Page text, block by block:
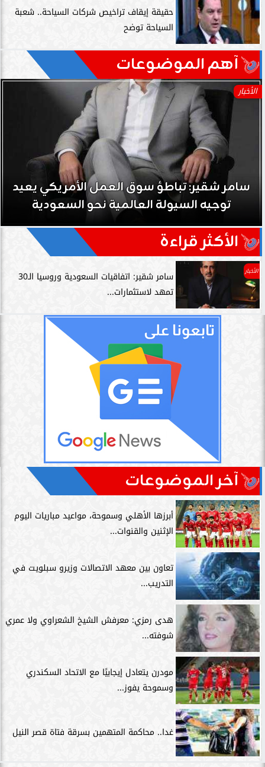
حقيقة إيقاف تراخيص شركات السياحة.. شعبة
السياحة توضح
آهم الموضوعات
الأخبار
سامر شقير: تباطؤ سوق العمل الأمريكي يعيد
توجيه السيولة العالمية نحو السعودية
الأكثر قراءة
الأخبار
سامر شقير: اتفاقيات السعودية وروسيا الـ30
تمهد لاستثمارات...
آخر الموضوعات
أبرزها الأهلي وسموحة، مواعيد مباريات اليوم
الإثنين والقنوات...
تعاون بين معهد الاتصالات وزيرو سبلويت في
التدريب...
هدى رمزي: معرفش الشيخ الشعراوي ولا عمري
شوفته...
مودرن يتعادل إيجابيًا مع الاتحاد السكندري
وسموحة يفوز...
غدا.. محاكمة المتهمين بسرقة فتاة قصر النيل